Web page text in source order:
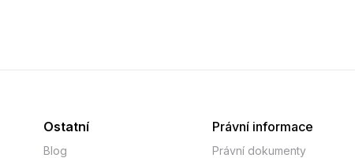
Ostatní
Blog
Právní informace
Právní dokumenty